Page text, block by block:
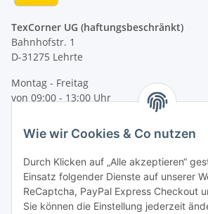
TexCorner UG (haftungsbeschränkt)
Bahnhofstr. 1
D-31275 Lehrte
Montag - Freitag
von 09:00 - 13:00 Uhr
Tel: +49 (0) 5132 8230689
E-Mail:mail@texcorner.de
Wie wir Cookies & Co nutzen
Durch Klicken auf „Alle akzeptieren“
Einsatz folgender Dienste auf unserer
ReCaptcha, PayPal Express Checkout
Sie können die Einstellung jederzeit